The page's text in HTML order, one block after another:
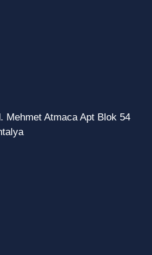
Mehmet Atmaca Apt Blok 54